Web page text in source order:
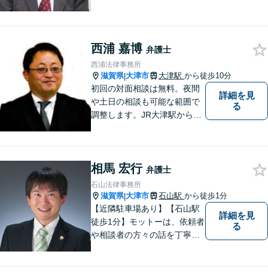
あり】
西浦 嘉博 弁護士
西浦法律事務所
滋賀県|大津市 大津駅 から徒歩10分
初回の対面相談は無料。夜間
や土日の相談も可能な範囲で
調整します。JR大津駅から徒
位 弁護士ドットコムランキ
ング（2024年7月-2026年7月
現在）】
詳細を見
る
相馬 宏行 弁護士
石山法律事務所
滋賀県|大津市 石山駅 から徒歩1分
【近隣駐車場あり】【石山駅
徒歩1分】モットーは、依頼者
や相談者の方々の話を丁寧に
詳細を見
る